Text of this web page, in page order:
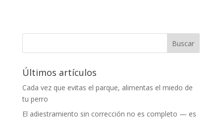
Últimos artículos
Cada vez que evitas el parque, alimentas el miedo de
tu perro
El adiestramiento sin corrección no es completo — es